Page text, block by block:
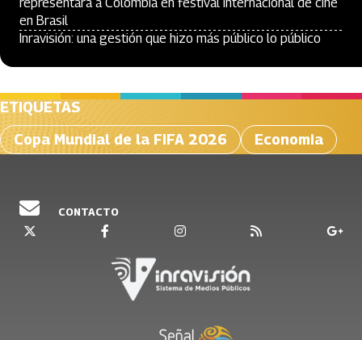
en Brasil
Inravisión: una gestión que hizo más público lo público
ETIQUETAS
Copa Mundial de la FIFA 2026
Economia
CONTACTO